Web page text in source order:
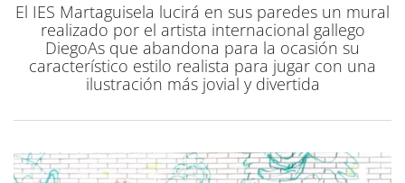
El IES Martaguisela lucirá en sus paredes un mural
realizado por el artista internacional gallego
DiegoAs que abandona para la ocasión su
característico estilo realista para jugar con una
ilustración más jovial y divertida